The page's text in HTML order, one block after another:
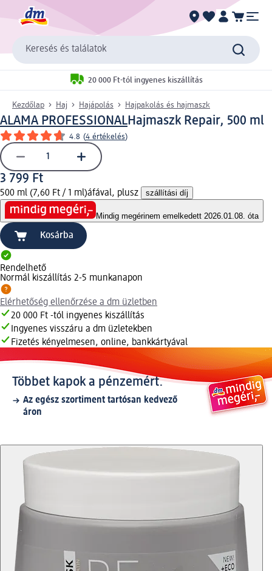
Keresés és találatok
20 000 Ft-tól ingyenes kiszállítás
Kezdőlap Haj Hajápolás Hajpakolás és hajmaszk
ALAMA PROFESSIONALHajmaszk Repair, 500 ml
4.8 (4 értékelés)
3 799 Ft
500 ml (7,60 Ft / 1 ml)áfával, plusz szállítási díj
Mindig megérinem emelkedett 2026.01.08. óta
Kosárba
Rendelhető
Normál kiszállítás 2-5 munkanapon
Elérhetőség ellenőrzése a dm üzletben
20 000 Ft -tól ingyenes kiszállítás
Ingyenes visszáru a dm üzletekben
Fizetés kényelmesen, online, bankkártyával
Többet kapok a pénzemért.
Az egész szortiment tartósan kedvező
áron